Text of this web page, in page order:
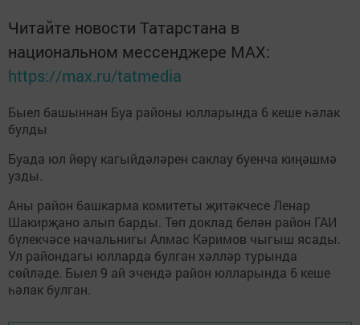
Читайте новости Татарстана в
национальном мессенджере MАХ:
https://max.ru/tatmedia
Быел башыннан Буа районы юлларында 6 кеше һәлак
булды
Буада юл йөрү кагыйдәләрен саклау буенча киңәшмә
узды.
Аны район башкарма комитеты җитәкчесе Ленар
Шакирҗано алып барды. Төп доклад белән район ГАИ
бүлекчәсе начальнигы Алмас Кәримов чыгыш ясады.
Ул райондагы юлларда булган хәлләр турында
сөйләде. Быел 9 ай эчендә район юлларында 6 кеше
һәлак булган.